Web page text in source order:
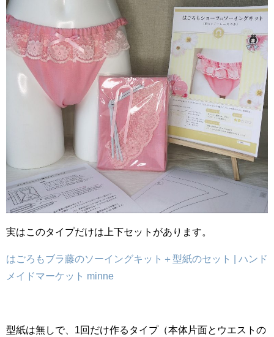
実はこのタイプだけは上下セットがあります。
はごろもブラ藤のソーイングキット＋型紙のセット | ハンド
メイドマーケット minne
型紙は無しで、1回だけ作るタイプ（本体片面とウエストの